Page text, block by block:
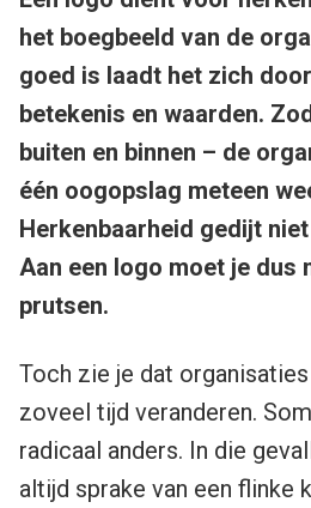
het boegbeeld van de
goed is laadt het zich
betekenis en waarden.
buiten en binnen – de
één oogopslag meteen
Herkenbaarheid gedijt
Aan een logo moet je dus
prutsen.
Toch zie je dat
zoveel tijd veranderen.
radicaal anders. In die
altijd sprake van een flinke